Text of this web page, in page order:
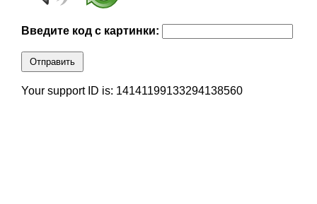
Введите код с картинки:
Отправить
Your support ID is: 14141199133294138560